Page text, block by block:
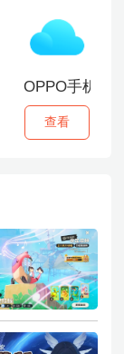
OPPO手机云
查看